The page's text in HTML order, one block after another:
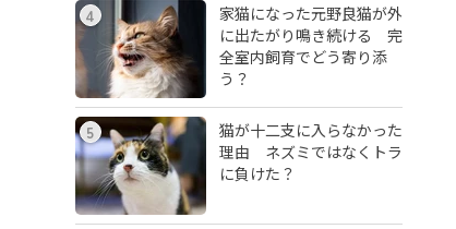
4
家猫になった元野良猫が外
に出たがり鳴き続ける 完
全室内飼育でどう寄り添
う？
5
猫が十二支に入らなかった
理由 ネズミではなくトラ
に負けた？